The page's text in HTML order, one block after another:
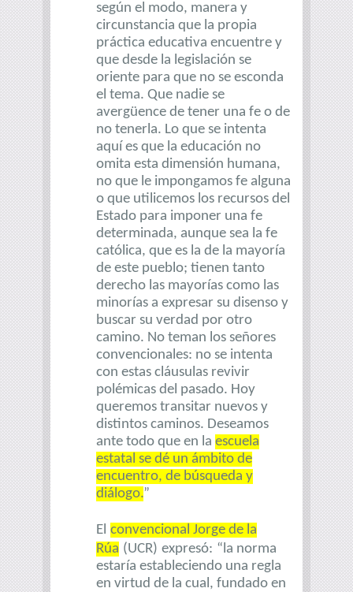
según el modo, manera y
circunstancia que la propia
práctica educativa encuentre y
que desde la legislación se
oriente para que no se esconda
el tema. Que nadie se
avergüence de tener una fe o de
no tenerla. Lo que se intenta
aquí es que la educación no
omita esta dimensión humana,
no que le impongamos fe alguna
o que utilicemos los recursos del
Estado para imponer una fe
determinada, aunque sea la fe
católica, que es la de la mayoría
de este pueblo; tienen tanto
derecho las mayorías como las
minorías a expresar su disenso y
buscar su verdad por otro
camino. No teman los señores
convencionales: no se intenta
con estas cláusulas revivir
polémicas del pasado. Hoy
queremos transitar nuevos y
distintos caminos. Deseamos
ante todo que en la escuela
estatal se dé un ámbito de
encuentro, de búsqueda y
diálogo.”
El convencional Jorge de la
Rúa (UCR) expresó: “la norma
estaría estableciendo una regla
en virtud de la cual, fundado en